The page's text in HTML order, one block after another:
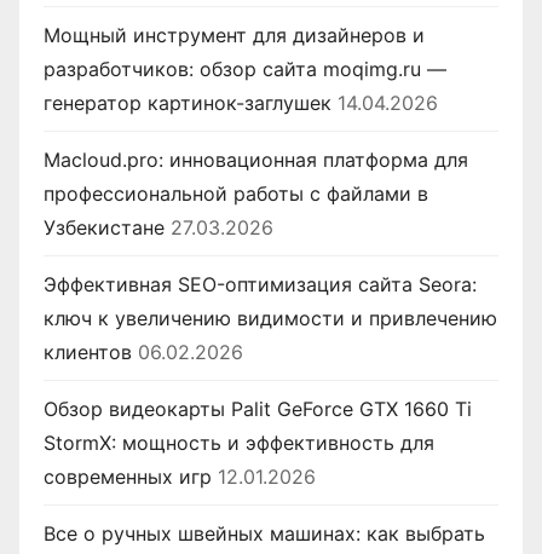
Мощный инструмент для дизайнеров и
разработчиков: обзор сайта moqimg.ru —
генератор картинок-заглушек 14.04.2026
Macloud.pro: инновационная платформа для
профессиональной работы с файлами в
Узбекистане 27.03.2026
Эффективная SEO-оптимизация сайта Seora:
ключ к увеличению видимости и привлечению
клиентов 06.02.2026
Обзор видеокарты Palit GeForce GTX 1660 Ti
StormX: мощность и эффективность для
современных игр 12.01.2026
Все о ручных швейных машинах: как выбрать